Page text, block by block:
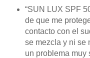
“SUN LUX SPF
de que me
contacto con el
se mezcla y ni se
un problema muy